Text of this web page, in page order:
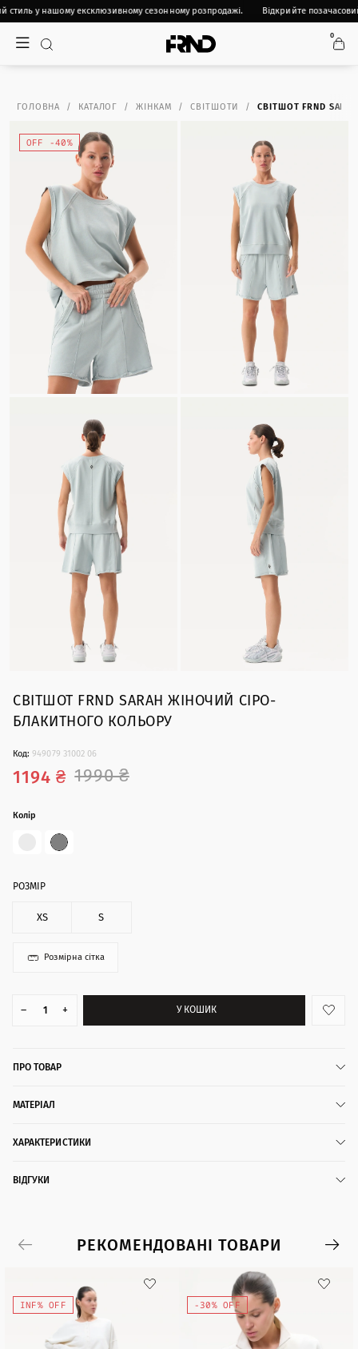
стиль у нашому ексклюзивному сезонному розпродажі. Відкрийте
0
ГОЛОВНА КАТАЛОГ ЖІНКАМ СВІТШОТИ СВІТШОТ FRND
OFF -40%
СВІТШОТ FRND SARAH ЖІНОЧИЙ СІРО-
БЛАКИТНОГО КОЛЬОРУ
Код:949079 31002 06
1990 ₴
1194 ₴
Колір
РОЗМІР
XS S
Розмірна сітка
– + У КОШИК
ПРО ТОВАР
МАТЕРІАЛ
ХАРАКТЕРИСТИКИ
ВІДГУКИ
РЕКОМЕНДОВАНІ ТОВАРИ
INF% OFF -30% OFF